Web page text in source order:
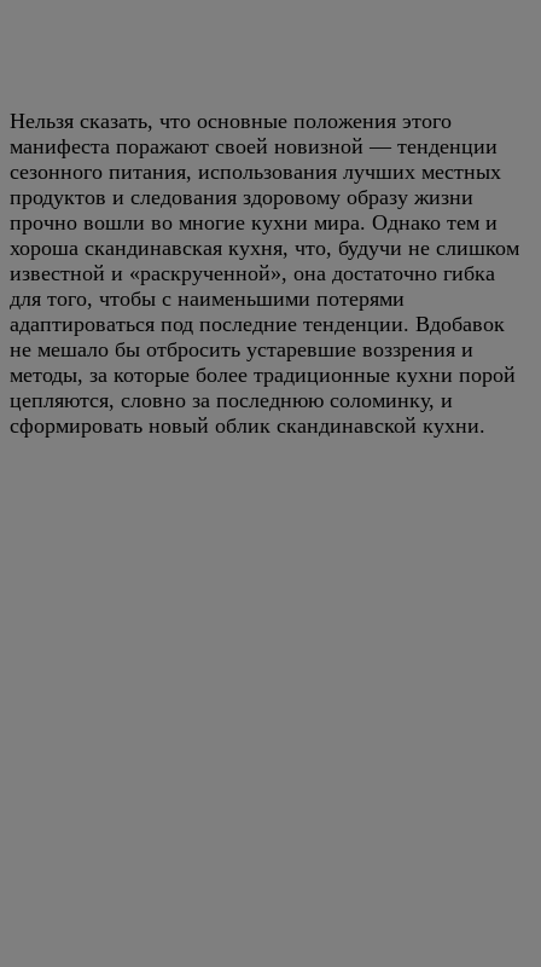
Нельзя сказать, что основные положения этого
манифеста поражают своей новизной — тенденции
сезонного питания, использования лучших местных
продуктов и следования здоровому образу жизни
прочно вошли во многие кухни мира. Однако тем и
хороша скандинавская кухня, что, будучи не слишком
известной и «раскрученной», она достаточно гибка
для того, чтобы с наименьшими потерями
адаптироваться под последние тенденции. Вдобавок
не мешало бы отбросить устаревшие воззрения и
методы, за которые более традиционные кухни порой
цепляются, словно за последнюю соломинку, и
сформировать новый облик скандинавской кухни.